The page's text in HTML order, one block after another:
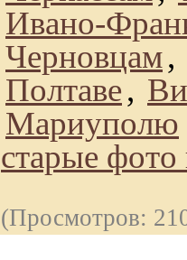
Ивано-
Черновцам,
Полтаве,
Мариуполю
старые
(Просмотров: